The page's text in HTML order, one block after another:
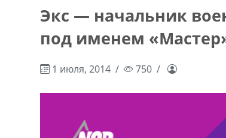
Экс — начальник
под именем
1 июля, 2014 750
Продается соль оптом и
мешках, 500 22